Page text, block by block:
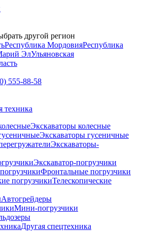
другой регион
Республика МордовияРеспублика
ЭлУльяновская
555-88-58
техника
Экскаваторы колесные
Экскаваторы гусеничные
Экскаваторы-
Экскаватор-погрузчики
Фронтальные погрузчики
Телескопические
Автогрейдеры
Мини-погрузчики
Другая спецтехника